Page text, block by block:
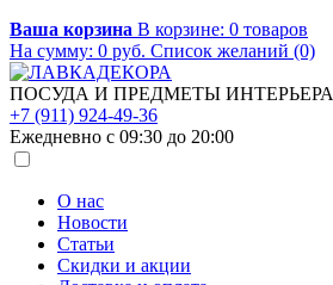
Ваша корзина В корзине: 0 товаров
На сумму: 0 руб. Список желаний (0)
ПОСУДА И ПРЕДМЕТЫ ИНТЕРЬЕРА
+7 (911) 924-49-36
Ежедневно с 09:30 до 20:00
О нас
Новости
Статьи
Скидки и акции